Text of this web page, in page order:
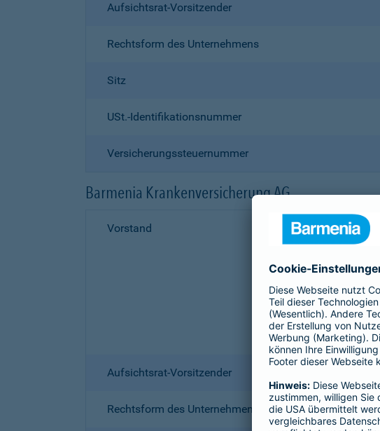
Aufsichtsrat-Vorsitzender
Rechtsform des Unternehmens
Sitz
USt.-Identifikationsnummer
Versicherungssteuernummer
Barmenia Krankenversicherung AG
Vorstand
Aufsichtsrat-Vorsitzender
Rechtsform des Unternehmens